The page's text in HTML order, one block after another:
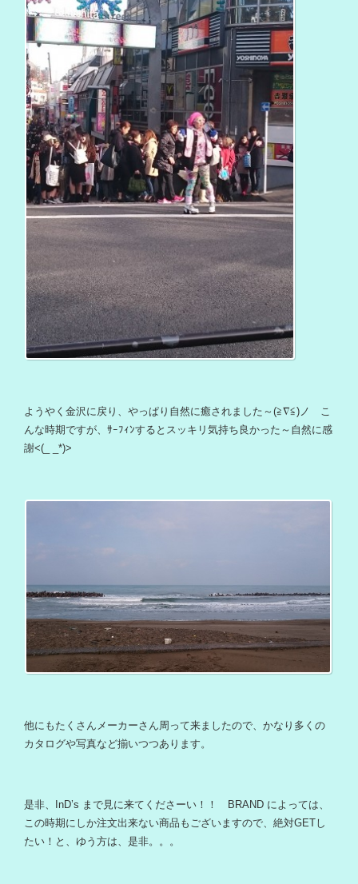
ようやく金沢に戻り、やっぱり自然に癒されました～(≧∇≦)ノ こ
んな時期ですが、ｻｰﾌｨﾝするとスッキリ気持ち良かった～自然に感
謝<(_ _*)>
他にもたくさんメーカーさん周って来ましたので、かなり多くの
カタログや写真など揃いつつあります。
是非、InD’s まで見に来てくださーい！！ BRAND によっては、
この時期にしか注文出来ない商品もございますので、絶対GETし
たい！と、ゆう方は、是非。。。